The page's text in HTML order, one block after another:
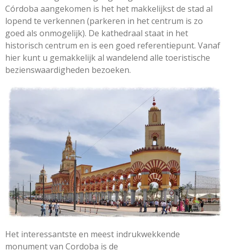
Córdoba aangekomen is het het makkelijkst de stad al
lopend te verkennen (parkeren in het centrum is zo
goed als onmogelijk). De kathedraal staat in het
historisch centrum en is een goed referentiepunt. Vanaf
hier kunt u gemakkelijk al wandelend alle toeristische
bezienswaardigheden bezoeken.
Het interessantste en meest indrukwekkende
monument van Cordoba is de